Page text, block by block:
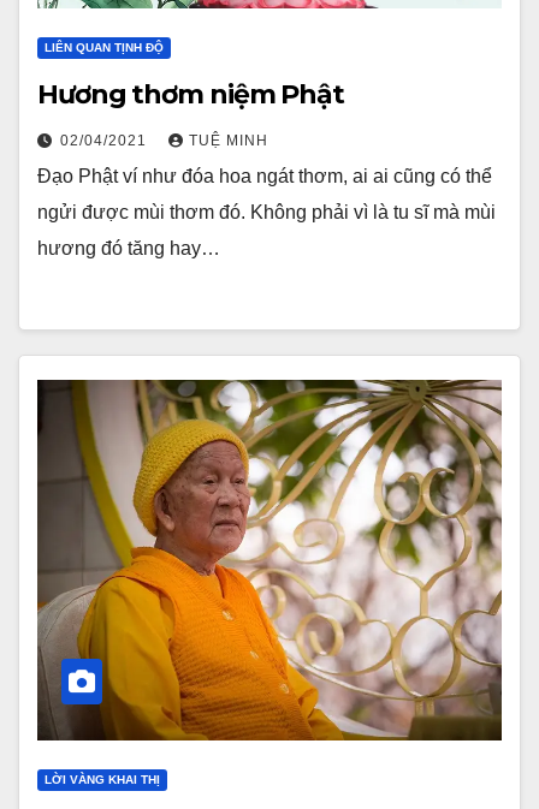
LIÊN QUAN TỊNH ĐỘ
Hương thơm niệm Phật
02/04/2021 TUỆ MINH
Đạo Phật ví như đóa hoa ngát thơm, ai ai cũng có thể
ngửi được mùi thơm đó. Không phải vì là tu sĩ mà mùi
hương đó tăng hay…
LỜI VÀNG KHAI THỊ